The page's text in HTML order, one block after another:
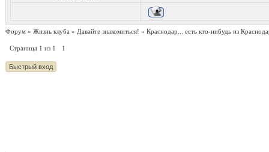
Форум » Жизнь клуба » Давайте знакомиться! » Краснодар... есть кто-нибудь из
Страница 1 из 1 1